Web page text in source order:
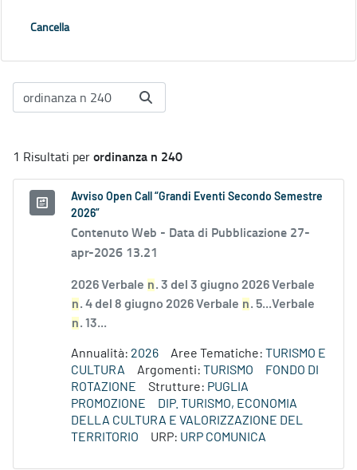
Cancella
1 Risultati perordinanza n 240
Avviso Open Call “Grandi Eventi Secondo Semestre
2026”
Contenuto Web - Data di Pubblicazione 27-
apr-2026 13.21
2026 Verbale n. 3 del 3 giugno 2026 Verbale
n. 4 del 8 giugno 2026 Verbale n. 5...Verbale
n. 13...
Annualità: 2026 Aree Tematiche: TURISMO E
CULTURA
Argomenti: TURISMO
FONDO DI
ROTAZIONE
Strutture: PUGLIA
PROMOZIONE
DIP. TURISMO, ECONOMIA
DELLA CULTURA E VALORIZZAZIONE DEL
TERRITORIO
URP: URP COMUNICA